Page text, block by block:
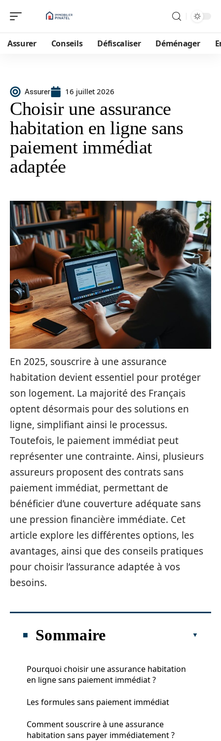
Assurer Conseils Défiscaliser Déménager
Assurer 16 juillet 2026
Choisir une assurance
habitation en ligne sans
paiement immédiat
adaptée
En 2025, souscrire à une assurance
habitation devient essentiel pour protéger
son logement. La majorité des Français
optent désormais pour des solutions en
ligne, simplifiant ainsi le processus.
Toutefois, le paiement immédiat peut
représenter une contrainte. Ainsi, plusieurs
assureurs proposent des contrats sans
paiement immédiat, permettant de
bénéficier d’une couverture adéquate sans
une pression financière immédiate. Cet
article explore les différentes options, les
avantages, ainsi que des conseils pratiques
pour choisir l’assurance adaptée à vos
besoins.
Sommaire
Pourquoi choisir une assurance habitation
en ligne sans paiement immédiat ?
Les formules sans paiement immédiat
Comment souscrire à une assurance
habitation sans payer immédiatement ?